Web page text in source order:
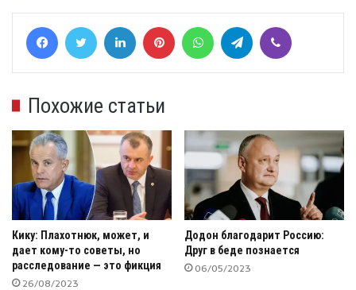
FacebookTwitter LinkedIn Pinterest WhatsAppTelegram
Похожие статьи
Кику: Плахотнюк, может, и
дает кому-то советы, но
расследование — это фикция
26/08/2023
Додон благодарит Россию:
Друг в беде познается
06/05/2023